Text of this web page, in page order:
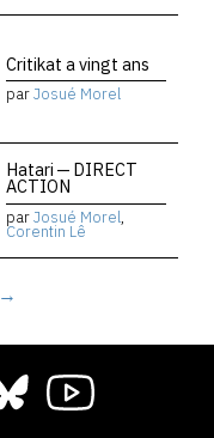
Critikat a vingt ans
parJosué Morel
Hatari — DIRECT
ACTION
parJosué Morel,
Corentin Lê
→